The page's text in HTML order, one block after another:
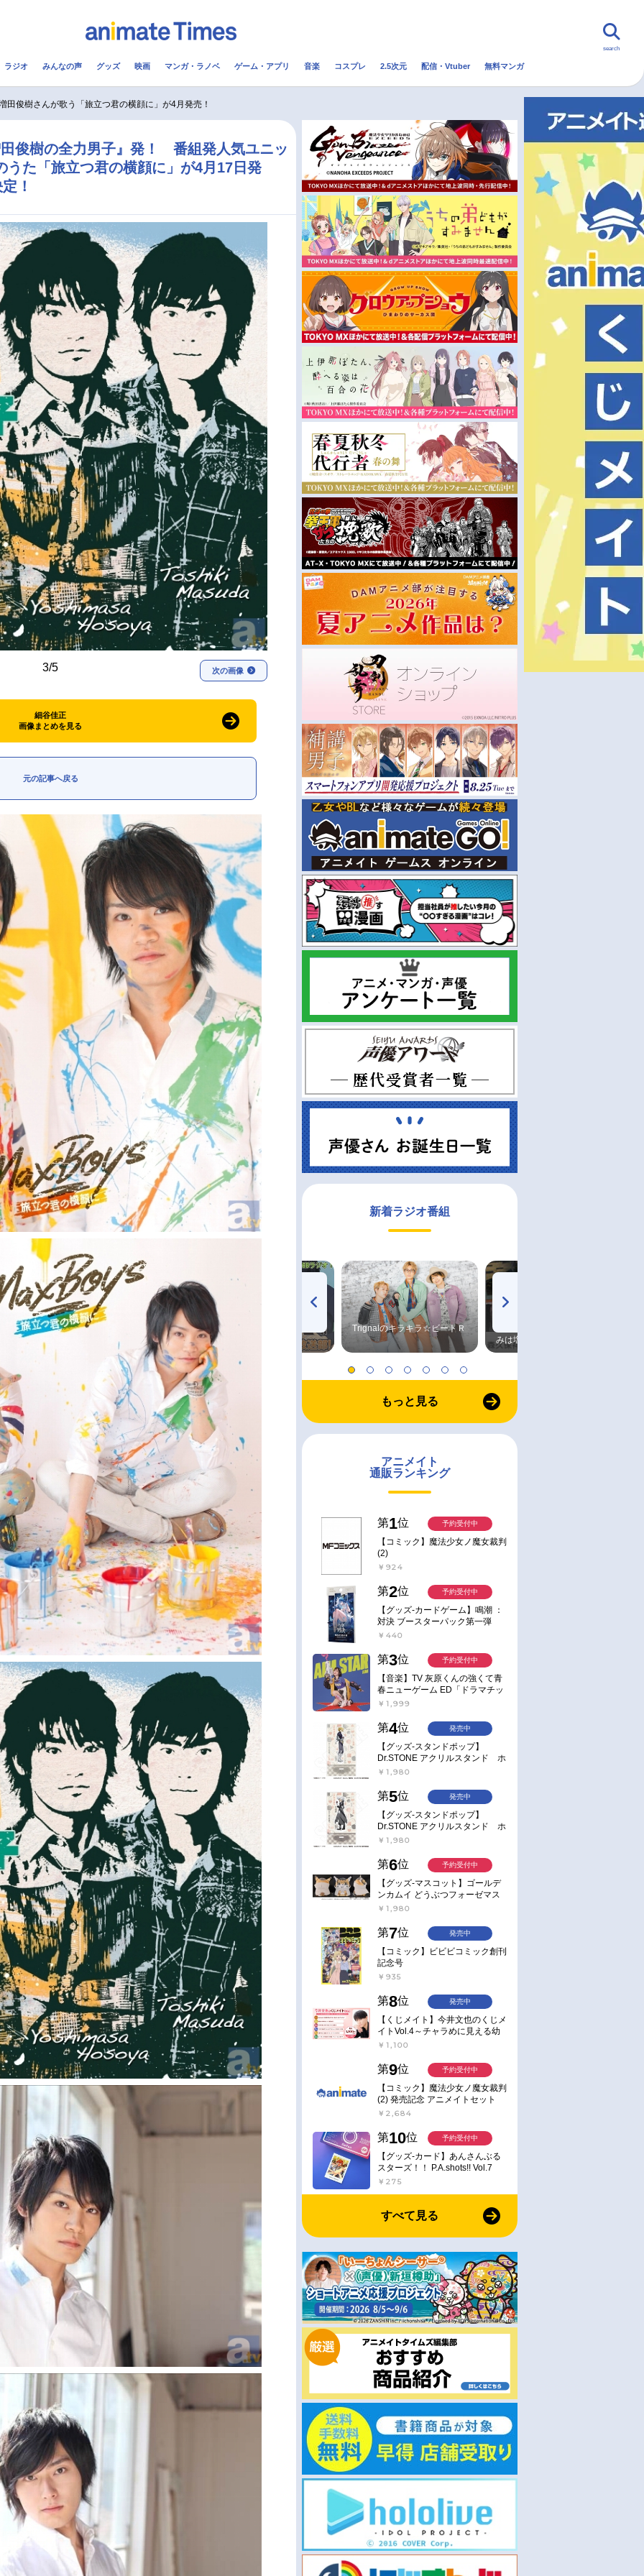
コスプレ 2.5次元 配信・Vtuber トレンド 無料マンガ
男性声優/女性声優一覧
今期アニメ曜日別一覧 秋アニメ
冬アニメ
FOLLOW US
search
ラジオ みんなの声 グッズ 映画 マンガ・ラノベ ゲーム・アプリ 音楽 コスプレ 2.5次元 配信・Vtuber 無料マンガ
田俊樹さんが歌う「旅立つ君の横顔に」が4月発売！
俊樹の全力男子』発！ 番組発人気ユニッ
た「旅立つ君の横顔に」が4月17日発
！
3/5 次の画像
細谷佳正
画像まとめを見る
元の記事へ戻る
新着ラジオ番組
TVアニメ『戦隊大失格』
radio 大直会 2nd season
ハイキュー!! 烏野高校放送部! Trignalのキラキラ☆ビートＲ
みは塩だけ
もっと見る
アニメイト
通販ランキング
第1位
【コミック】魔法少女ノ魔女裁判
(2)
￥924
予約受付中
第2位
【グッズ-カードゲーム】鳴潮 ：
対決 ブースターパック第一弾
【ポイント2倍】
￥440
予約受付中
第3位
【音楽】TV 灰原くんの強くて青
春ニューゲーム ED「ドラマチッ
ク逃避行」収録シングル AIM
￥1,999
予約受付中
第4位
【グッズ-スタンドポップ】
Dr.STONE アクリルスタンド ホ
ワイマンといっしょver. スタン
￥1,980
発売中
第5位
【グッズ-スタンドポップ】
Dr.STONE アクリルスタンド ホ
ワイマンといっしょver. Dr.ゼノ
￥1,980
発売中
第6位
【グッズ-マスコット】ゴールデ
ンカムイ どうぶつフォーゼマス
コット 4.尾形百之助【再販】
￥1,980
予約受付中
第7位
【コミック】ビビビコミック創刊
記念号
￥935
発売中
第8位
【くじメイト】今井文也のくじメ
イトVol.4～チャラめに見える幼
馴染、実は一途で独占欲が強いん
￥1,100
発売中
第9位
【コミック】魔法少女ノ魔女裁判
(2) 発売記念 アニメイトセット
【アクリルスタンド2種セット購
産】
￥2,684
予約受付中
第10位
【グッズ-カード】あんさんぶる
スターズ！！ P.A.shots!! Vol.7
Action
￥275
予約受付中
すべて見る